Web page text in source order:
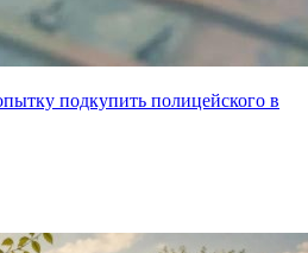
подкупить полицейского в